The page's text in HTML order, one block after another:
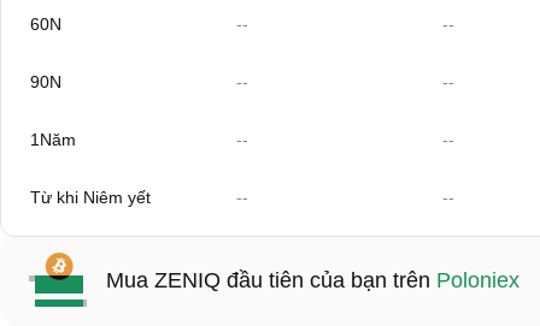
60N -- --
90N -- --
1Năm -- --
Từ khi Niêm yết -- --
Mua ZENIQ đầu tiên của bạn trên Poloniex